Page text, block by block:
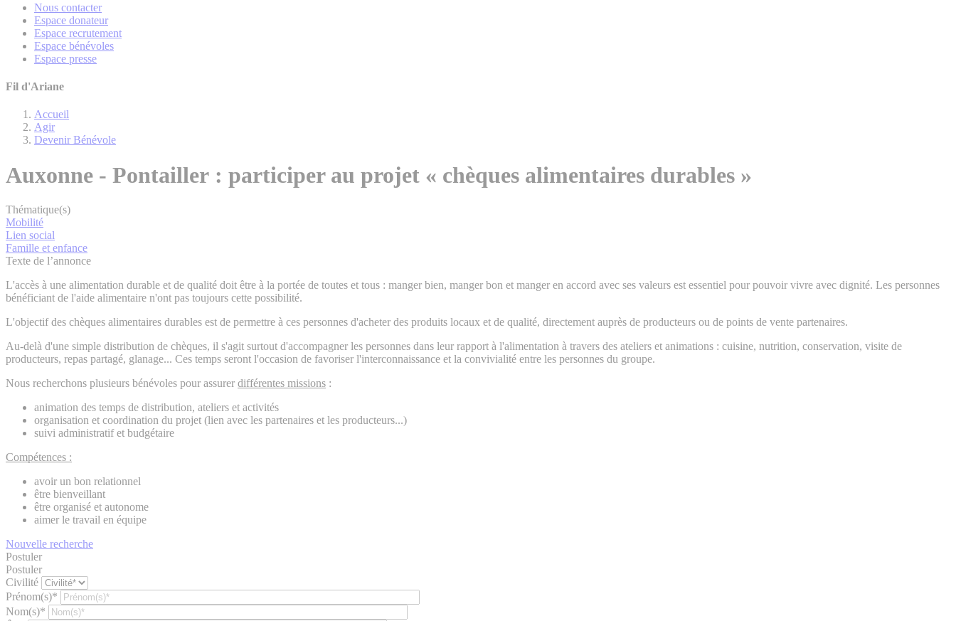
Nous contacter
Espace donateur
Espace recrutement
Espace bénévoles
Espace presse
Fil d'Ariane
Accueil
Agir
Devenir Bénévole
Auxonne - Pontailler : participer au projet « chèques alimentaires durables »
Thématique(s)
Mobilité
Lien social
Famille et enfance
Texte de l’annonce
L'accès à une alimentation durable et de qualité doit être à la portée de toutes et tous : manger bien, manger bon et manger en accord avec ses valeurs est essentiel pour pouvoir vivre avec dignité. Les personnes
bénéficiant de l'aide alimentaire n'ont pas toujours cette possibilité.
L'objectif des chèques alimentaires durables est de permettre à ces personnes d'acheter des produits locaux et de qualité, directement auprès de producteurs ou de points de vente partenaires.
Au-delà d'une simple distribution de chèques, il s'agit surtout d'accompagner les personnes dans leur rapport à l'alimentation à travers des ateliers et animations : cuisine, nutrition, conservation, visite de
producteurs, repas partagé, glanage... Ces temps seront l'occasion de favoriser l'interconnaissance et la convivialité entre les personnes du groupe.
Nous recherchons plusieurs bénévoles pour assurer différentes missions :
animation des temps de distribution, ateliers et activités
organisation et coordination du projet (lien avec les partenaires et les producteurs...)
suivi administratif et budgétaire
Compétences :
avoir un bon relationnel
être bienveillant
être organisé et autonome
aimer le travail en équipe
Nouvelle recherche
Postuler
Postuler
Civilité
Prénom(s)*
Nom(s)*